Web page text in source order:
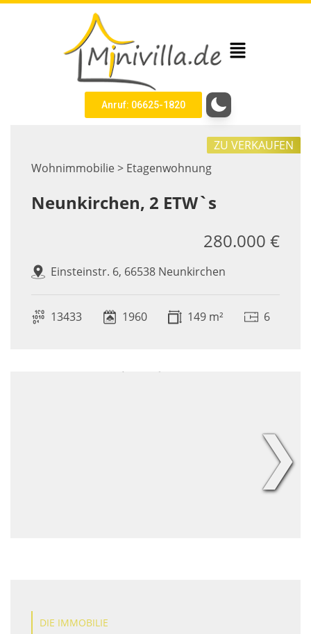
Anruf: 06625-1820
Wohnimmobilie > Etagenwohnung
ZU VERKAUFEN
Neunkirchen, 2 ETW`s
Einsteinstr. 6, 66538 Neunkirchen
280.000 €
13433 1960 149 m² 6
❯
DIE IMMOBILIE